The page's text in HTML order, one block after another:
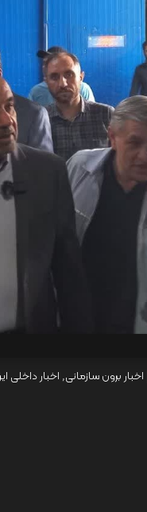
اخبار برون سازمانی, اخبار داخلی